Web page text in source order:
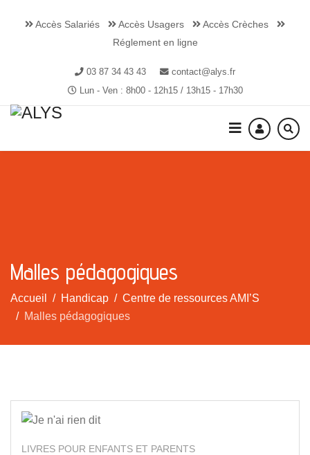
Accès Salariés Accès Usagers
Accès Crèches
Réglement en ligne
03 87 34 43 43
contact@alys.fr
Lun - Ven : 8h00 - 12h15 / 13h15 - 17h30
Malles pédagogiques
Accueil Handicap
Centre de ressources AMI’S
Malles pédagogiques
LIVRES POUR ENFANTS ET PARENTS